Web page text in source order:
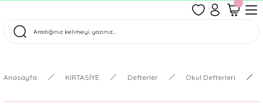
Tüm Siparişler Aynı Gün Kargoda!
Anasayfa KIRTASİYE Defterler Okul Defterleri